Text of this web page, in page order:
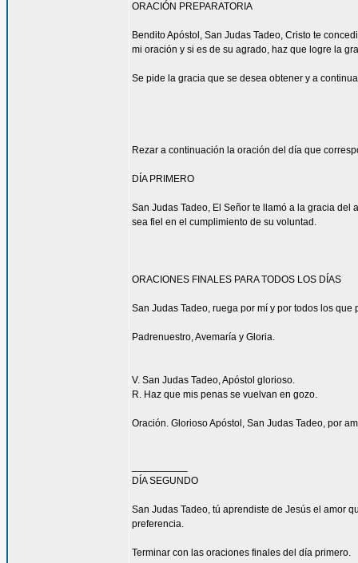
ORACIÓN PREPARATORIA
Bendito Apóstol, San Judas Tadeo, Cristo te
mi oración y si es de su agrado, haz que logre la
Se pide la gracia que se desea obtener y a
Rezar a continuación la oración del día que
DÍA PRIMERO
San Judas Tadeo, El Señor te llamó a la gracia
sea fiel en el cumplimiento de su voluntad.
ORACIONES FINALES PARA TODOS LOS DÍAS
San Judas Tadeo, ruega por mí y por todos los que
Padrenuestro, Avemaría y Gloria.
V. San Judas Tadeo, Apóstol glorioso.
R. Haz que mis penas se vuelvan en gozo.
Oración. Glorioso Apóstol, San Judas Tadeo, por
DÍA SEGUNDO
San Judas Tadeo, tú aprendiste de Jesús el amor
preferencia.
Terminar con las oraciones finales del día primero.